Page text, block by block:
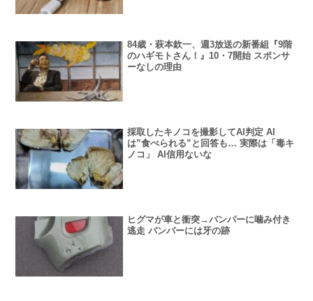
84歳・萩本欽一、週3放送の新番組『9階
のハギモトさん！』10・7開始 スポンサ
ーなしの理由
採取したキノコを撮影してAI判定 AI
は”食べられる”と回答も… 実際は「毒キ
ノコ」 AI信用ないな
ヒグマが車と衝突→バンパーに噛み付き
逃走 バンパーには牙の跡